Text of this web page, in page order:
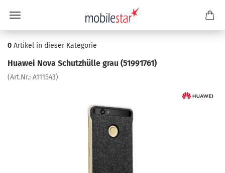
0 Artikel in dieser Kategorie
Hua­wei Nova Schutz­hül­le grau (51991761)
(Art.Nr.: A111543)